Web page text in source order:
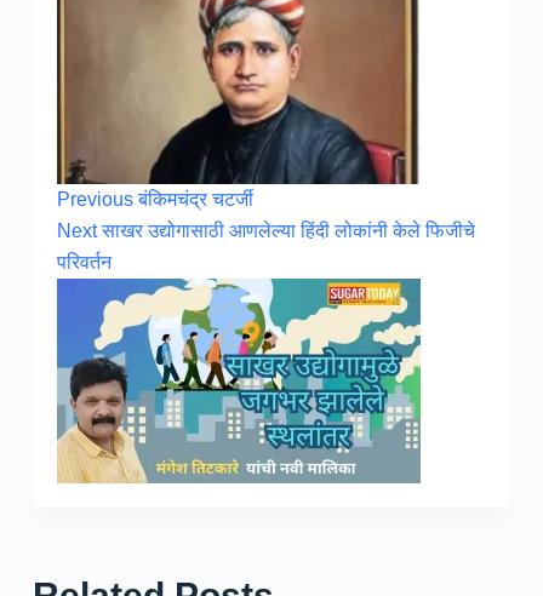
Previousबंकिमचंद्र चटर्जी
Nextसाखर उद्योगासाठी आणलेल्या हिंदी लोकांनी केले फिजीचे
परिवर्तन